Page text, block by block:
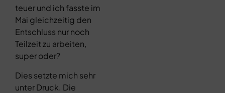
teuer und ich fasste im
Mai gleichzeitig den
Entschluss nur noch
Teilzeit zu arbeiten,
super oder?
Dies setzte mich sehr
unter Druck. Die